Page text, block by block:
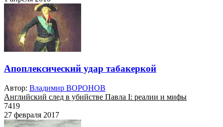
Апоплексический удар табакеркой
Автор: Владимир ВОРОНОВ
Английский след в убийстве Павла I: реалии и мифы
7419
27 февраля 2017